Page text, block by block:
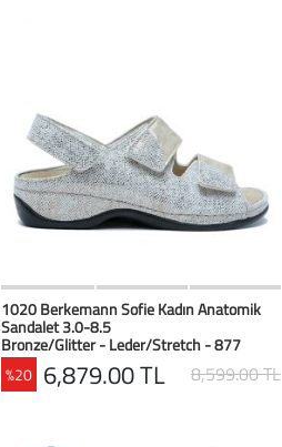
HIZLI BAK Favorilerim
1020 Berkemann Sofie Kadın Anatomik
Sandalet 3.0-8.5
Bronze/Glitter - Leder/Stretch - 877
%20 6,879.00 TL 8,599.00 TL